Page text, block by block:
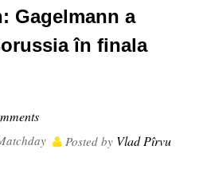
Gagelmann a
în finala
Posted by Vlad Pîrvu